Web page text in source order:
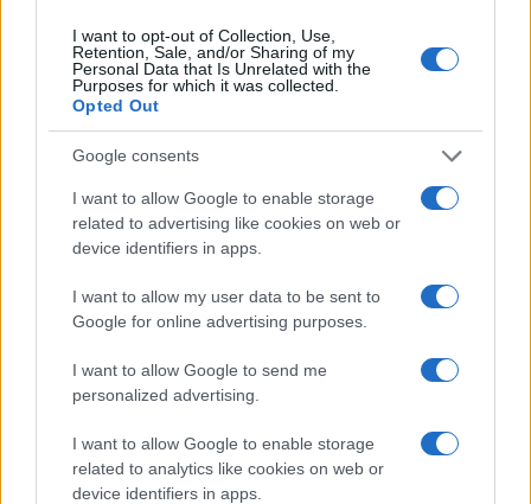
I want to opt-out of Collection, Use,
Retention, Sale, and/or Sharing of my
Personal Data that Is Unrelated with the
Purposes for which it was collected.
Opted Out
Google consents
I want to allow Google to enable storage
related to advertising like cookies on web or
device identifiers in apps.
I want to allow my user data to be sent to
Google for online advertising purposes.
I want to allow Google to send me
personalized advertising.
I want to allow Google to enable storage
related to analytics like cookies on web or
device identifiers in apps.
Izrael teljes bojkottját sürgeti a
brit Zöld Párt zsidó vezetője
2026. április 10.